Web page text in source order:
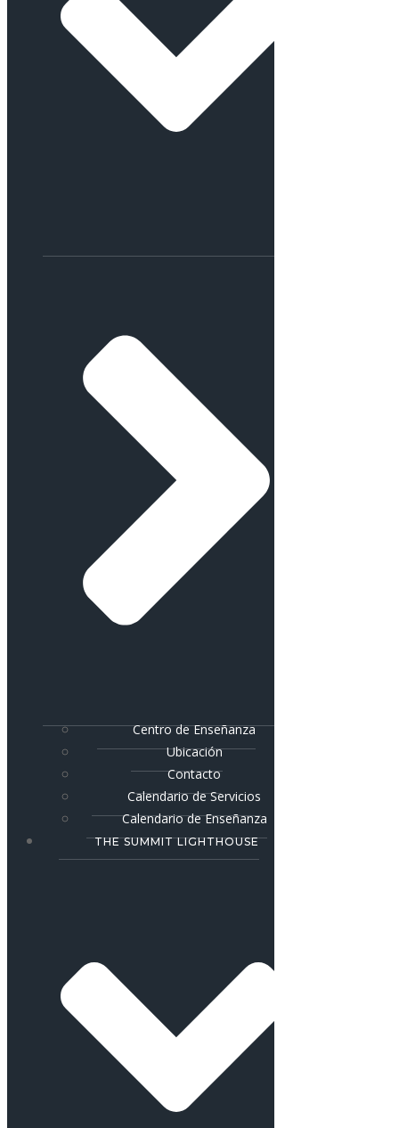
Centro de Enseñanza
Ubicación
Contacto
Calendario de Servicios
Calendario de Enseñanza
THE SUMMIT LIGHTHOUSE